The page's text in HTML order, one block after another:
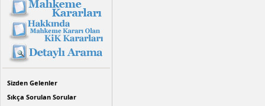
Sizden Gelenler
Sıkça Sorulan Sorular